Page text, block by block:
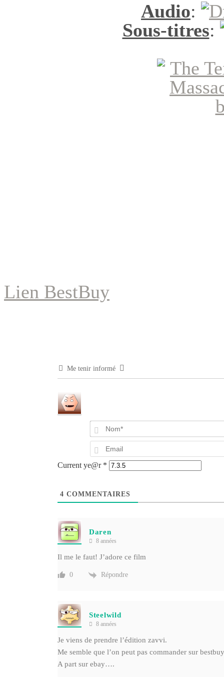
Audio:
Sous-titres:
Lien BestBuy
Me tenir informé
Current ye@r *
4 COMMENTAIRES
Daren
8 années
Il me le faut! J’adore ce film
0 Répondre
Steelwild
8 années
Je viens de prendre l’édition zavvi.
Me semble que l’on peut pas commander sur
A part sur ebay….